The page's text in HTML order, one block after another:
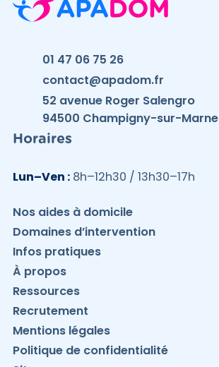
01 47 06 75 26
contact@apadom.fr
52 avenue Roger Salengro
94500 Champigny-sur-Marne
Horaires
Lun–Ven :8h–12h30 / 13h30–17h
Nos aides à domicile
Domaines d’intervention
Infos pratiques
À propos
Ressources
Recrutement
Mentions légales
Politique de confidentialité